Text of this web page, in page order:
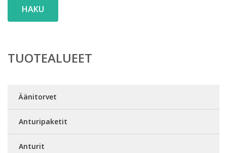
HAKU
TUOTEALUEET
Äänitorvet
Anturipaketit
Anturit